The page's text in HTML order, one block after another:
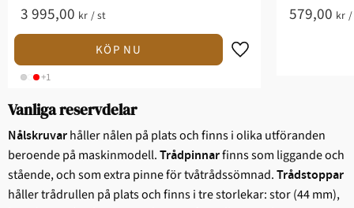
3 995,00 kr /st
+1
579,00 kr /
Vanliga reservdelar
Nålskruvarhåller nålen på plats och finns i olika utföranden
beroende på maskinmodell.Trådpinnarfinns som liggande och
stående, och som extra pinne för tvåtrådssömnad.Trådstoppar
håller trådrullen på plats och finns i tre storlekar: stor (44 mm),